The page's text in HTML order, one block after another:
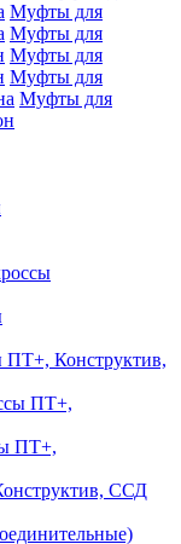
Муфты для
Муфты для
Муфты для
Муфты для
Муфты для
ПТ+, Конструктив,
ПТ+,
ПТ+,
ССД